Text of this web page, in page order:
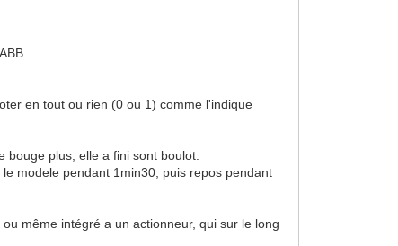
en tout ou rien (0 ou 1) comme l'indique
plus, elle a fini sont boulot.
modele pendant 1min30, puis repos pendant
même intégré a un actionneur, qui sur le long